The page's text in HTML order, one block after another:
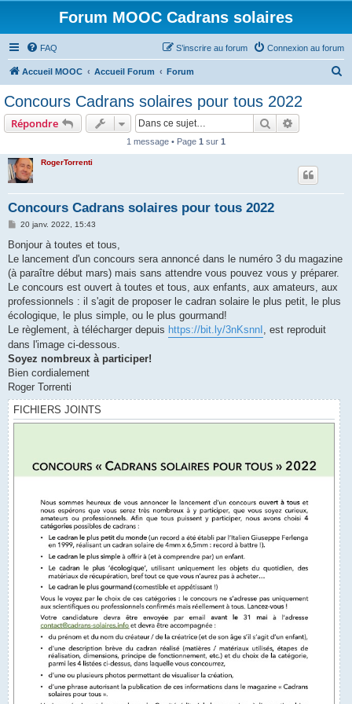
Forum MOOC Cadrans solaires
FAQ Connexion au forum
S’inscrire au forum
Accueil MOOC Accueil Forum Forum
Concours Cadrans solaires pour tous 2022
Répondre Rechercher
1 message • Page 1 sur 1
RogerTorrenti
Concours Cadrans solaires pour tous 2022
M
s
a
g
e
20 janv. 2022, 15:43
Bonjour à toutes et tous,
Le lancement d'un concours sera annoncé dans le numéro 3 du magazine
(à paraître début mars) mais sans attendre vous pouvez vous y préparer.
Le concours est ouvert à toutes et tous, aux enfants, aux amateurs, aux
professionnels : il s'agit de proposer le cadran solaire le plus petit, le plus
écologique, le plus simple, ou le plus gourmand!
Le règlement, à télécharger depuis https://bit.ly/3nKsnnI , est reproduit
dans l'image ci-dessous.
Soyez nombreux à participer!
Bien cordialement
Roger Torrenti
FICHIERS JOINTS